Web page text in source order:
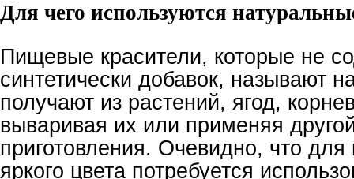
Для чего используются
Пищевые красители, которые не
синтетически добавок, называют
получают из растений, ягод,
вываривая их или применяя
приготовления. Очевидно, что
яркого цвета потребуется